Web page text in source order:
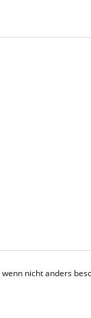
nicht anders